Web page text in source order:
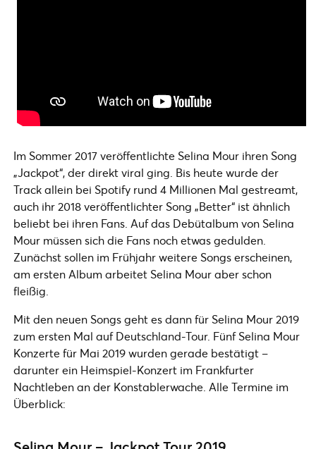
Im Sommer 2017 veröffentlichte Selina Mour ihren Song
„Jackpot“, der direkt viral ging. Bis heute wurde der
Track allein bei Spotify rund 4 Millionen Mal gestreamt,
auch ihr 2018 veröffentlichter Song „Better“ ist ähnlich
beliebt bei ihren Fans. Auf das Debütalbum von Selina
Mour müssen sich die Fans noch etwas gedulden.
Zunächst sollen im Frühjahr weitere Songs erscheinen,
am ersten Album arbeitet Selina Mour aber schon
fleißig.
Mit den neuen Songs geht es dann für Selina Mour 2019
zum ersten Mal auf Deutschland-Tour. Fünf Selina Mour
Konzerte für Mai 2019 wurden gerade bestätigt –
darunter ein Heimspiel-Konzert im Frankfurter
Nachtleben an der Konstablerwache. Alle Termine im
Überblick: